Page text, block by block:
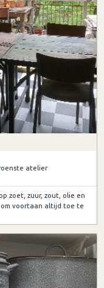
atelier
zoet, zuur, zout, olie en
voortaan altijd toe te